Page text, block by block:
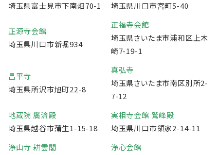
埼玉県富士見市下南畑70-1
埼玉県川口市宮町5-40
正源寺会館
埼玉県川口市新堀934
正福寺会館
埼玉県さいたま市浦和区上木
崎7-19-1
昌平寺
埼玉県所沢市旭町22-8
真弘寺
埼玉県さいたま市南区別所2-
7-12
地蔵院 廣済殿
埼玉県越谷市蒲生1-15-18
実相寺会館 鷲峰殿
埼玉県川口市領家2-14-11
浄山寺 耕雲閣
浄心会館